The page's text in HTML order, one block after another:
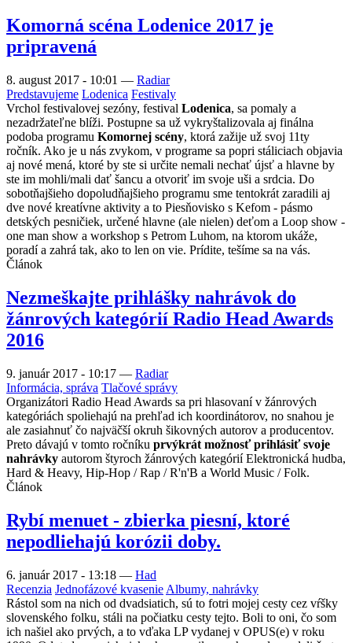
Komorná scéna Lodenice 2017 je
pripravená
8. august 2017 - 10:01 — Radiar
Predstavujeme Lodenica Festivaly
Vrchol festivalovej sezóny, festival Lodenica, sa pomaly a
nezadržateľne blíži. Postupne sa už vykryštalizovala aj finálna
podoba programu Komornej scény, ktorá zažije už svoj 11ty
ročník. Ako je u nás zvykom, v programe sa popri stáliciach objavia
aj nové mená, ktoré by ste si určite nemali nechať újsť a hlavne by
ste im mohli/mali dať šancu a otvoriť im svoje uši a srdcia. Do
sobotňajšieho dopoludňajšieho programu sme tentokrát zaradili aj
dve nové kreatívne aktivity a to Piesňovisko s Kefom - pásmo
detských pesničiek, určené hlavne (ale nielen) deťom a Loop show -
one man show a workshop s Petrom Luhom, na ktorom ukáže,
poradí a zahrá tak, ako to len on vie. Prídite, tešíme sa na vás.
Článok
Nezmeškajte prihlášky nahrávok do
žánrových kategórií Radio Head Awards
2016
9. január 2017 - 10:17 — Radiar
Informácia, správa Tlačové správy
Organizátori Radio Head Awards sa pri hlasovaní v žánrových
kategóriách spoliehajú na prehľad ich koordinátorov, no snahou je
ale zasiahnuť čo najväčší okruh šikovných autorov a producentov.
Preto dávajú v tomto ročníku prvýkrát možnosť prihlásiť svoje
nahrávky autorom štyroch žánrových kategórií Elektronická hudba,
Hard & Heavy, Hip-Hop / Rap / R'n'B a World Music / Folk.
Článok
Rybí menuet - zbierka piesní, ktoré
nepodliehajú korózii doby.
6. január 2017 - 13:18 — Had
Recenzia Jednofázové kvasenie Albumy, nahrávky
Rástol som na nich od dvadsiatich, sú to fotri mojej cesty cez vŕšky
slovenského folku, stáli na počiatku cesty tejto. Boli to oni, čo som
ich našiel ako prvých, a to vďaka LP vydanej v OPUS(e) v roku